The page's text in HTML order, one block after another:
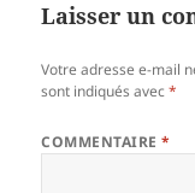
Laisser un
Votre adresse e-mail
sont indiqués avec*
COMMENTAIRE*